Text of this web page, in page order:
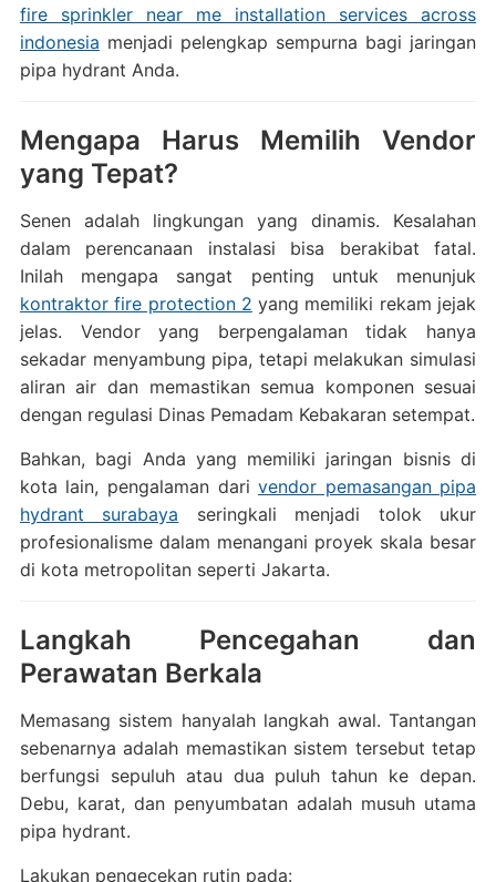
fire sprinkler near me installation services across
indonesia menjadi pelengkap sempurna bagi jaringan
pipa hydrant Anda.
Mengapa Harus Memilih Vendor
yang Tepat?
Senen adalah lingkungan yang dinamis. Kesalahan
dalam perencanaan instalasi bisa berakibat fatal.
Inilah mengapa sangat penting untuk menunjuk
kontraktor fire protection 2 yang memiliki rekam jejak
jelas. Vendor yang berpengalaman tidak hanya
sekadar menyambung pipa, tetapi melakukan simulasi
aliran air dan memastikan semua komponen sesuai
dengan regulasi Dinas Pemadam Kebakaran setempat.
Bahkan, bagi Anda yang memiliki jaringan bisnis di
kota lain, pengalaman darivendor pemasangan pipa
hydrant surabaya seringkali menjadi tolok ukur
profesionalisme dalam menangani proyek skala besar
di kota metropolitan seperti Jakarta.
Langkah Pencegahan dan
Perawatan Berkala
Memasang sistem hanyalah langkah awal. Tantangan
sebenarnya adalah memastikan sistem tersebut tetap
berfungsi sepuluh atau dua puluh tahun ke depan.
Debu, karat, dan penyumbatan adalah musuh utama
pipa hydrant.
Lakukan pengecekan rutin pada: